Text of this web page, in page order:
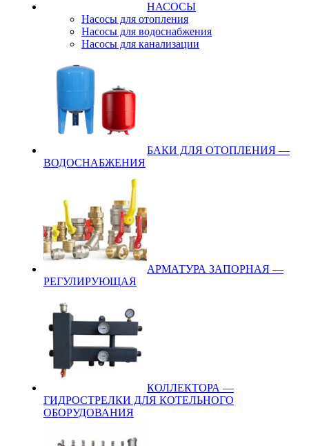
НАСОСЫ
Насосы для отопления
Насосы для водоснабжения
Насосы для канализации
БАКИ ДЛЯ ОТОПЛЕНИЯ —
ВОДОСНАБЖЕНИЯ
АРМАТУРА ЗАПОРНАЯ —
РЕГУЛИРУЮЩАЯ
КОЛЛЕКТОРА —
ГИДРОСТРЕЛКИ ДЛЯ КОТЕЛЬНОГО
ОБОРУДОВАНИЯ